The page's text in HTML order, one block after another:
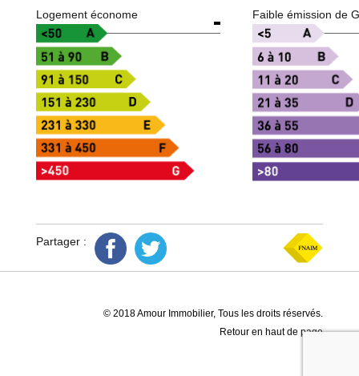
Logement économe Faible émission de
Partager :
© 2018 Amour Immobilier, Tous les droits réservés.
Retour en haut de page